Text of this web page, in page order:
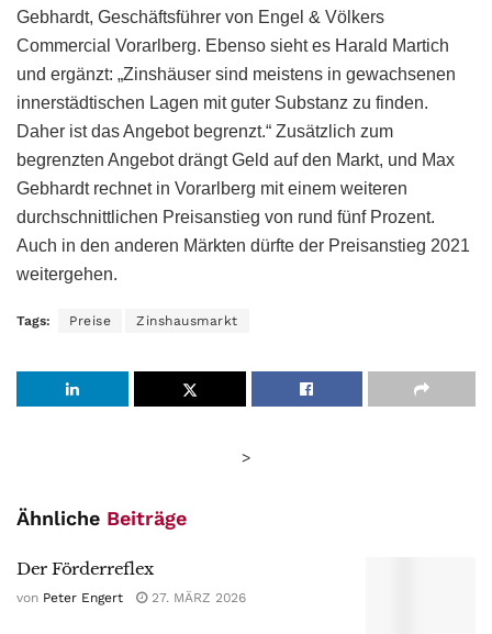
Gebhardt, Geschäftsführer von Engel & Völkers
Commercial Vorarlberg. Ebenso sieht es Harald Martich
und ergänzt: „Zinshäuser sind meistens in gewachsenen
innerstädtischen Lagen mit guter Substanz zu finden.
Daher ist das Angebot begrenzt.“ Zusätzlich zum
begrenzten Angebot drängt Geld auf den Markt, und Max
Gebhardt rechnet in Vorarlberg mit einem weiteren
durchschnittlichen Preisanstieg von rund fünf Prozent.
Auch in den anderen Märkten dürfte der Preisanstieg 2021
weitergehen.
Tags: Preise Zinshausmarkt
>
Ähnliche Beiträge
Der Förderreflex
von Peter Engert 27. MÄRZ 2026